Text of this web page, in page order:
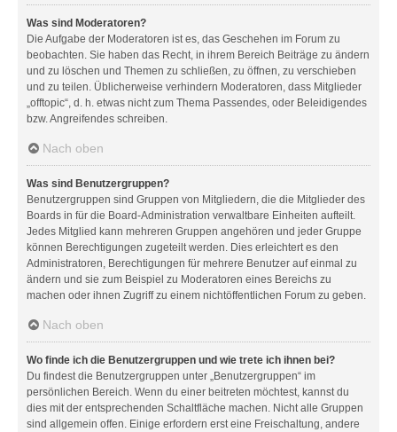
Was sind Moderatoren?
Die Aufgabe der Moderatoren ist es, das Geschehen im Forum zu
beobachten. Sie haben das Recht, in ihrem Bereich Beiträge zu ändern
und zu löschen und Themen zu schließen, zu öffnen, zu verschieben
und zu teilen. Üblicherweise verhindern Moderatoren, dass Mitglieder
„offtopic“, d. h. etwas nicht zum Thema Passendes, oder Beleidigendes
bzw. Angreifendes schreiben.
Nach oben
Was sind Benutzergruppen?
Benutzergruppen sind Gruppen von Mitgliedern, die die Mitglieder des
Boards in für die Board-Administration verwaltbare Einheiten aufteilt.
Jedes Mitglied kann mehreren Gruppen angehören und jeder Gruppe
können Berechtigungen zugeteilt werden. Dies erleichtert es den
Administratoren, Berechtigungen für mehrere Benutzer auf einmal zu
ändern und sie zum Beispiel zu Moderatoren eines Bereichs zu
machen oder ihnen Zugriff zu einem nichtöffentlichen Forum zu geben.
Nach oben
Wo finde ich die Benutzergruppen und wie trete ich ihnen bei?
Du findest die Benutzergruppen unter „Benutzergruppen“ im
persönlichen Bereich. Wenn du einer beitreten möchtest, kannst du
dies mit der entsprechenden Schaltfläche machen. Nicht alle Gruppen
sind allgemein offen. Einige erfordern erst eine Freischaltung, andere